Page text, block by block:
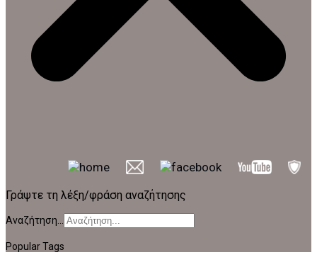
Γράψτε τη λέξη/φράση αναζήτησης
Αναζήτηση...
Popular Tags